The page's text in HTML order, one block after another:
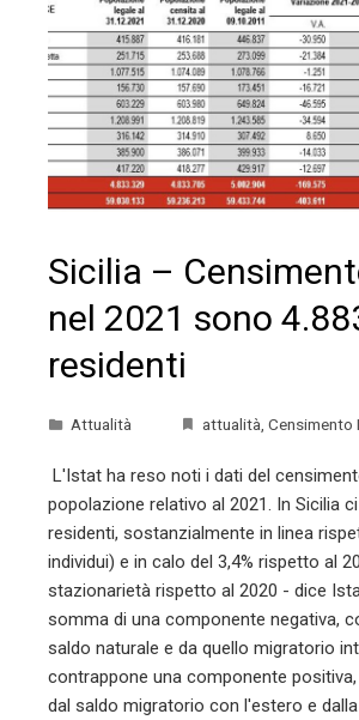
Sicilia –
nel 2021 sono
residenti
Attualità attualità, Censimento
L'Istat ha reso noti i dati del
popolazione relativo al 2021. In Sicilia
residenti, sostanzialmente in linea
individui) e in calo del 3,4% rispetto al
stazionarietà rispetto al 2020 - dice
somma di una componente negativa,
saldo naturale e da quello migratorio
contrappone una componente
dal saldo migratorio con l'estero e